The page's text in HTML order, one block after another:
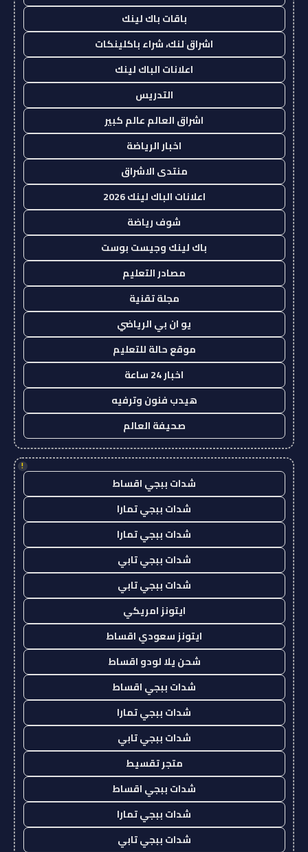
باقات باك لينك
اشراق لنك، شراء باكلينكات
اعلانات الباك لينك
التدريس
اشراق العالم عالم كبير
اخبار الرياضة
منتدى الاشراق
اعلانات الباك لينك 2026
شوف رياضة
باك لينك وجيست بوست
مصادر التعليم
مجلة تقنية
يو ان بي الرياضي
موقع حالة للتعليم
اخبار 24 ساعة
هيدب فنون وترفيه
صحيفة العالم
!
شدات ببجي اقساط
شدات ببجي تمارا
شدات ببجي تمارا
شدات ببجي تابي
شدات ببجي تابي
ايتونز امريكي
ايتونز سعودي اقساط
شحن يلا لودو اقساط
شدات ببجي اقساط
شدات ببجي تمارا
شدات ببجي تابي
متجر تقسيط
شدات ببجي اقساط
شدات ببجي تمارا
شدات ببجي تابي